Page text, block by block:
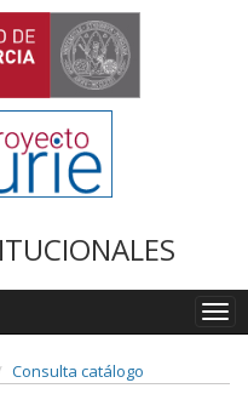
Consulta catálogo